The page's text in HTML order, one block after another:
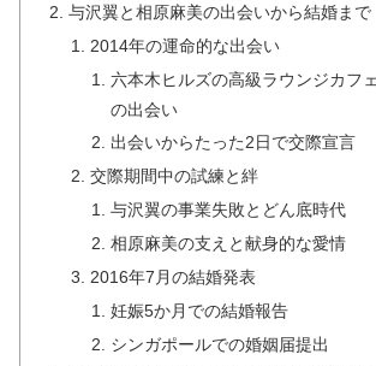
与沢翼と相原麻美の出会いから結婚まで
2014年の運命的な出会い
六本木ヒルズの高級ラウンジカフ
の出会い
出会いからたった2日で交際宣言
交際期間中の試練と絆
与沢翼の事業失敗とどん底時代
相原麻美の支えと献身的な愛情
2016年7月の結婚発表
妊娠5か月での結婚報告
シンガポールでの婚姻届提出